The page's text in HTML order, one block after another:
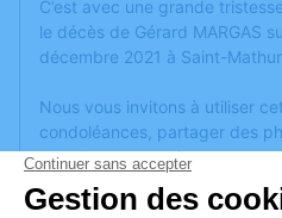
C’est avec une grande
le décès de Gérard MARGAS
décembre 2021 à Saint-
Nous vous invitons à utiliser
condoléances, partager des
anecdote ou exprimer vos
ou des textes. Cet endroit est
honorer la mémoire de Gérard